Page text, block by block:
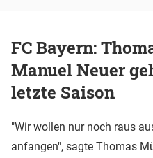
FC Bayern:
Manuel Neuer
letzte Saison
"Wir wollen nur noch raus
anfangen", sagte Thomas